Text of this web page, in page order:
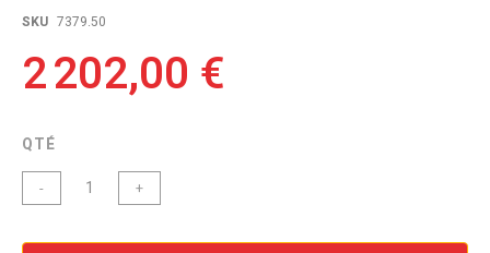
SKU 7379.50
2 202,00 €
QTÉ
- +